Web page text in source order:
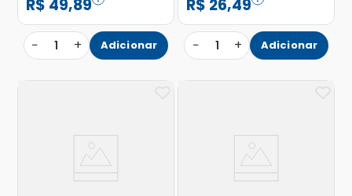
R$ 49,89
− 1 + Adicionar
R$ 26,49
− 1 + Adicionar